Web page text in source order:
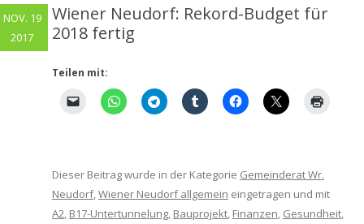
Wiener Neudorf: Rekord-Budget für
2018 fertig
Teilen mit:
Dieser Beitrag wurde in der Kategorie Gemeinderat Wr.
Neudorf,Wiener Neudorf allgemein eingetragen und mit
A2, B17-Untertunnelung, Bauprojekt, Finanzen, Gesundheit,
NOV. 19
2017